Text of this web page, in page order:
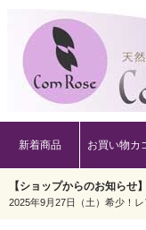
新着商品 お買い物カ
【ショップからのお知らせ】
2025年9月27日（土）希少！レ